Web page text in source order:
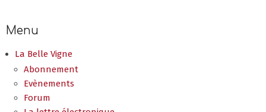
Menu
La Belle Vigne
Abonnement
Evènements
Forum